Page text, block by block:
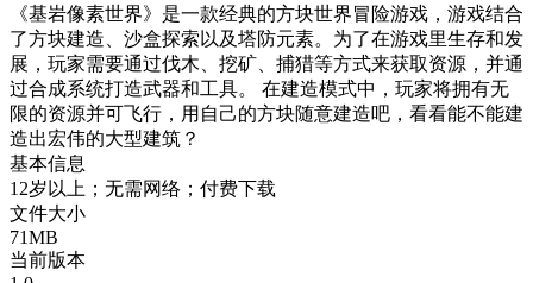
《基岩像素世界》是一款经典的方块世界冒险游戏，游戏结合
了方块建造、沙盒探索以及塔防元素。为了在游戏里生存和发
展，玩家需要通过伐木、挖矿、捕猎等方式来获取资源，并通
过合成系统打造武器和工具。 在建造模式中，玩家将拥有无
限的资源并可飞行，用自己的方块随意建造吧，看看能不能建
造出宏伟的大型建筑？
基本信息
12岁以上；无需网络；付费下载
文件大小
71MB
当前版本